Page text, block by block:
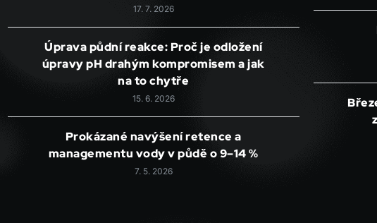
17. 7. 2026
Úprava půdní reakce: Proč je odložení
úpravy pH drahým kompromisem a jak
na to chytře
15. 6. 2026
Prokázané navýšení retence a
managementu vody v půdě o 9–14 %
7. 5. 2026